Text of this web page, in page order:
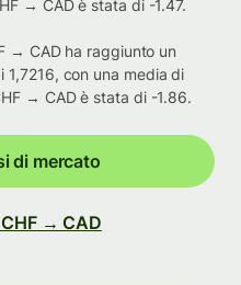
→ CAD è stata di -1.47.
→ CAD ha raggiunto un
1,7216, con una media di
→ CAD è stata di -1.86.
di mercato
→ CAD